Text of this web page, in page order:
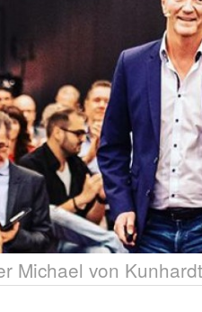
Michael von